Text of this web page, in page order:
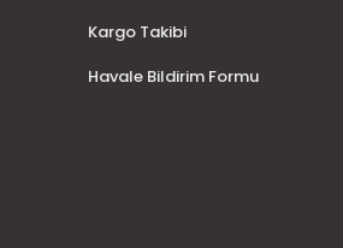
Kargo Takibi
Havale Bildirim Formu